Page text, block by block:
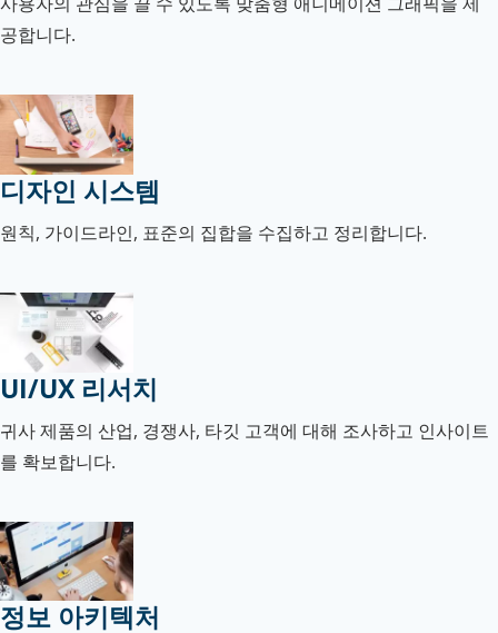
공합니다.
디자인 시스템
원칙, 가이드라인, 표준의 집합을 수집하고 정리합니다.
UI/UX 리서치
귀사 제품의 산업, 경쟁사, 타깃 고객에 대해 조사하고 인사이트
를 확보합니다.
정보 아키텍처